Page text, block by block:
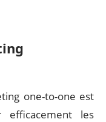
one-to-one est
efficacement les